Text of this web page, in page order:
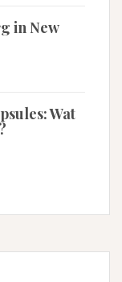
in New
Wat